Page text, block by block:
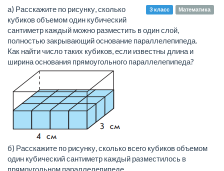
3 класс Математика
а) Расскажите по рисунку, сколько
кубиков объемом один кубический
сантиметр каждый можно разместить в один слой,
полностью закрывающий основание параллелепипеда.
Как найти число таких кубиков, если известны длина и
ширина основания прямоугольного параллелепипеда?
б) Расскажите по рисунку, сколько всего кубиков объемом
один кубический сантиметр каждый разместилось в
прямоугольном параллелепипеде.